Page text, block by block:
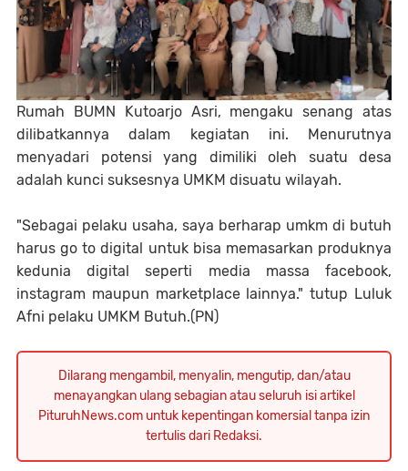
Rumah BUMN Kutoarjo Asri, mengaku senang atas
dilibatkannya dalam kegiatan ini. Menurutnya
menyadari potensi yang dimiliki oleh suatu desa
adalah kunci suksesnya UMKM disuatu wilayah.
"Sebagai pelaku usaha, saya berharap umkm di butuh
harus go to digital untuk bisa memasarkan produknya
kedunia digital seperti media massa facebook,
instagram maupun marketplace lainnya." tutup Luluk
Afni pelaku UMKM Butuh.(PN)
Dilarang mengambil, menyalin, mengutip, dan/atau
menayangkan ulang sebagian atau seluruh isi artikel
PituruhNews.com untuk kepentingan komersial tanpa izin
tertulis dari Redaksi.